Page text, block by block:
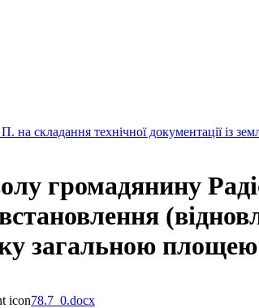
складання технічної документації із
громадянину
загальною
78.7_0.docx